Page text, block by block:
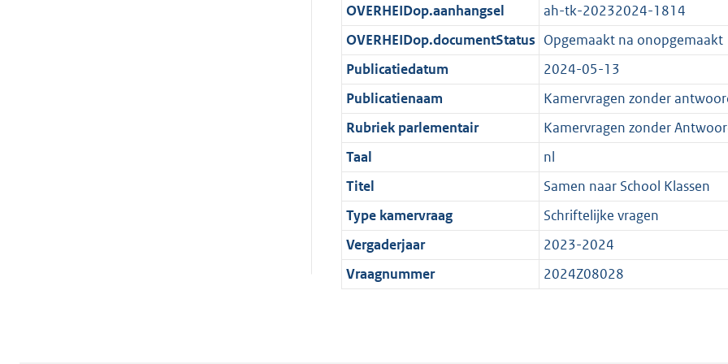
OVERHEIDop.aanhangsel
ah-tk-20232024-1814
OVERHEIDop.documentStatus Opgemaakt na onopgemaakt
Publicatiedatum
2024-05-13
Publicatienaam
Kamervragen zonder
Rubriek parlementair
Kamervragen zonder
Taal
nl
Titel
Samen naar School Klassen
Type kamervraag
Schriftelijke vragen
Vergaderjaar
2023-2024
Vraagnummer
2024Z08028